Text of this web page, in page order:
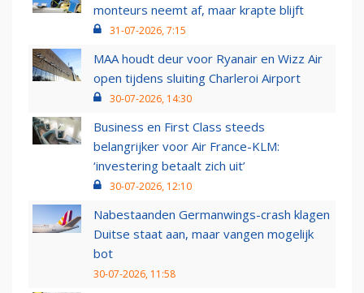
monteurs neemt af, maar krapte blijft
31-07-2026, 7:15
MAA houdt deur voor Ryanair en Wizz Air
open tijdens sluiting Charleroi Airport
30-07-2026, 14:30
Business en First Class steeds
belangrijker voor Air France-KLM:
‘investering betaalt zich uit’
30-07-2026, 12:10
Nabestaanden Germanwings-crash klagen
Duitse staat aan, maar vangen mogelijk
bot
30-07-2026, 11:58